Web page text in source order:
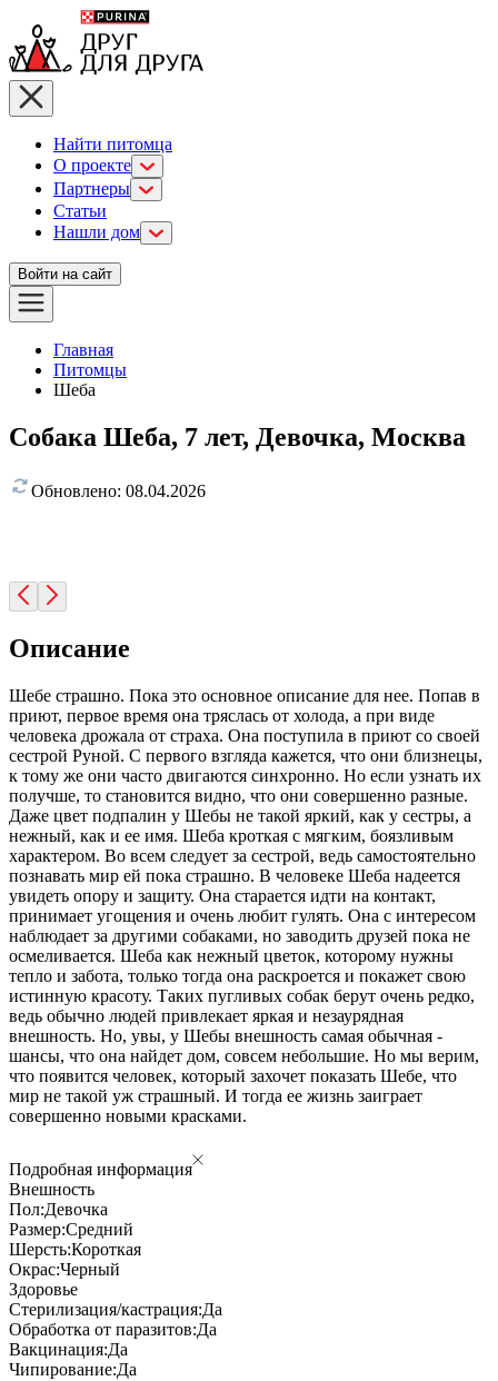
Найти питомца
О проекте
Партнеры
Статьи
Нашли дом
Войти на сайт
Главная
Питомцы
Шеба
Собака Шеба, 7 лет, Девочка, Москва
Обновлено: 08.04.2026
Описание
Шебе страшно. Пока это основное описание для нее. Попав в
приют, первое время она тряслась от холода, а при виде
человека дрожала от страха. Она поступила в приют со своей
сестрой Руной. С первого взгляда кажется, что они близнецы,
к тому же они часто двигаются синхронно. Но если узнать их
получше, то становится видно, что они совершенно разные.
Даже цвет подпалин у Шебы не такой яркий, как у сестры, а
нежный, как и ее имя. Шеба кроткая с мягким, боязливым
характером. Во всем следует за сестрой, ведь самостоятельно
познавать мир ей пока страшно. В человеке Шеба надеется
увидеть опору и защиту. Она старается идти на контакт,
принимает угощения и очень любит гулять. Она с интересом
наблюдает за другими собаками, но заводить друзей пока не
осмеливается. Шеба как нежный цветок, которому нужны
тепло и забота, только тогда она раскроется и покажет свою
истинную красоту. Таких пугливых собак берут очень редко,
ведь обычно людей привлекает яркая и незаурядная
внешность. Но, увы, у Шебы внешность самая обычная -
шансы, что она найдет дом, совсем небольшие. Но мы верим,
что появится человек, который захочет показать Шебе, что
мир не такой уж страшный. И тогда ее жизнь заиграет
совершенно новыми красками.
Подробная информация
Внешность
Пол:Девочка
Размер:Средний
Шерсть:Короткая
Окрас:Черный
Здоровье
Стерилизация/кастрация:Да
Обработка от паразитов:Да
Вакцинация:Да
Чипирование:Да